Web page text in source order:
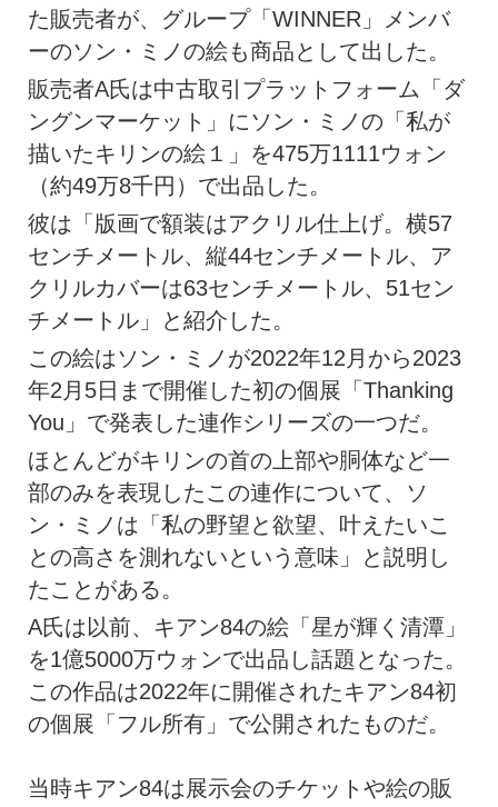
た販売者が、グループ「WINNER」メンバ
ーのソン・ミノの絵も商品として出した。
販売者A氏は中古取引プラットフォーム「ダ
ングンマーケット」にソン・ミノの「私が
描いたキリンの絵１」を475万1111ウォン
（約49万8千円）で出品した。
彼は「版画で額装はアクリル仕上げ。横57
センチメートル、縦44センチメートル、ア
クリルカバーは63センチメートル、51セン
チメートル」と紹介した。
この絵はソン・ミノが2022年12月から2023
年2月5日まで開催した初の個展「Thanking
You」で発表した連作シリーズの一つだ。
ほとんどがキリンの首の上部や胴体など一
部のみを表現したこの連作について、ソ
ン・ミノは「私の野望と欲望、叶えたいこ
との高さを測れないという意味」と説明し
たことがある。
A氏は以前、キアン84の絵「星が輝く清潭」
を1億5000万ウォンで出品し話題となった。
この作品は2022年に開催されたキアン84初
の個展「フル所有」で公開されたものだ。
当時キアン84は展示会のチケットや絵の販